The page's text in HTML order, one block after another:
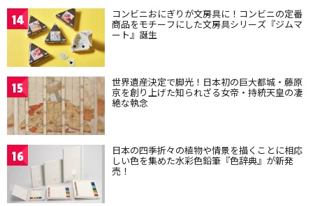
14 コンビニおにぎりが文房具に！コンビニの定番
商品をモチーフにした文房具シリーズ『ジムマ
ート』誕生
15 世界遺産決定で脚光！日本初の巨大都城・藤原
京を創り上げた知られざる女帝・持統天皇の凄
絶な執念
16 日本の四季折々の植物や情景を描くことに相応
しい色を集めた水彩色鉛筆『色辞典』が新発
売！